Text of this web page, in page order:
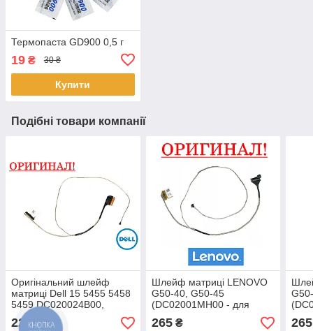
Термопаста GD900 0,5 г
19 ₴ 30 ₴
Купити
Подібні товари компанії
Оригінальний шлейф
матриці Dell 15 5455 5458
5459 DC020024B00,
03CMJM (30pin eDP)
220₴
Шлейф матриці LENOVO
G50-40, G50-45
(DC02001MH00 - для
інтегрованої відеокарти)
265₴ 265